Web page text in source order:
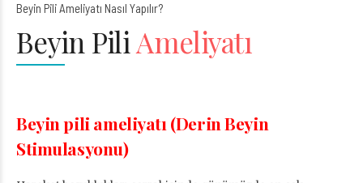
Beyin Pili Ameliyatı Nasıl Yapılır?
Beyin Pili Ameliyatı
Beyin pili ameliyatı (Derin Beyin
Stimulasyonu)